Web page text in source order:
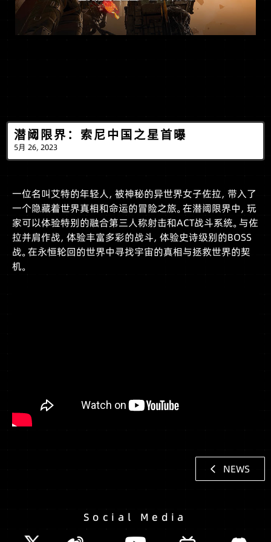
潜阈限界：索尼中国之星首曝
5月 26, 2023
一位名叫艾特的年轻人，被神秘的异世界女子佐拉，带入了
一个隐藏着世界真相和命运的冒险之旅。在潜阈限界中，玩
家可以体验特别的融合第三人称射击和ACT战斗系统。与佐
拉并肩作战，体验丰富多彩的战斗，体验史诗级别的BOSS
战。在永恒轮回的世界中寻找宇宙的真相与拯救世界的契
机。
NEWS
Social Media